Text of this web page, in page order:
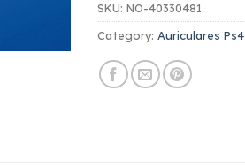
SKU: NO-40330481
Category: Auriculares Ps4